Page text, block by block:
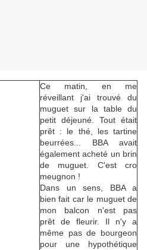
Ce matin, en me
réveillant j'ai trouvé du
muguet sur la table du
petit déjeuné. Tout était
prêt : le thé, les tartine
beurrées... BBA avait
également acheté un brin
de muguet. C'est cro
meugnon !
Dans un sens, BBA a
bien fait car le muguet de
mon balcon n'est pas
prêt de fleurir. Il n'y a
même pas de bourgeon
pour une hypothétique